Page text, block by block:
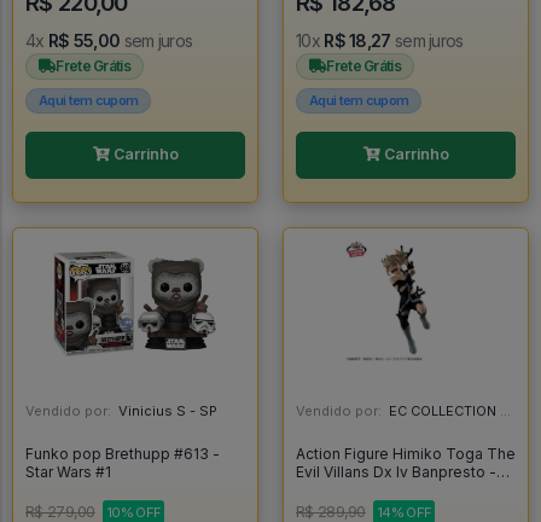
4x R$ 55,00 sem juros
Frete Grátis
Aqui tem cupom
Carrinho
10x R$ 18,27 sem juros
Frete Grátis
Aqui tem cupom
Carrinho
Vendido por: Vinicius S - SP
Funko pop Brethupp #613 -
Star Wars #1
R$ 279,00 10% OFF
Vendido por: EC COLLECTION - SP
Action Figure Himiko Toga The
Evil Villans Dx Iv Banpresto -
R$ 289,90
14% OFF